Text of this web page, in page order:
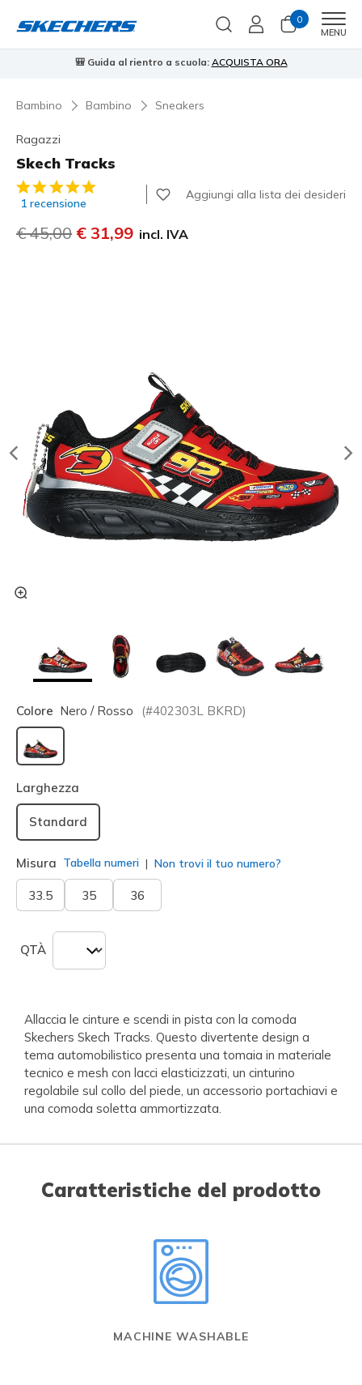
0
MENU
Skechers VIP:reso gratuito entro 45 giorni per i memberi
Bambino Bambino Sneakers
Ragazzi
Skech Tracks
Valutazione cliente 3,3 su 5
1 recensione
Aggiungi alla lista dei desideri
Prezzo ridotto da
€ 45,00 per
€ 31,99 incl. IVA
Colore Nero / Rosso (#402303L BKRD)
selezionato
Larghezza
Standard
Misura Tabella numeri Non trovi il tuo numero?
33.5 35 36
QTÀ
Allaccia le cinture e scendi in pista con la comoda
Skechers Skech Tracks. Questo divertente design a
tema automobilistico presenta una tomaia in materiale
tecnico e mesh con lacci elasticizzati, un cinturino
regolabile sul collo del piede, un accessorio portachiavi e
una comoda soletta ammortizzata.
Caratteristiche del prodotto
MACHINE WASHABLE